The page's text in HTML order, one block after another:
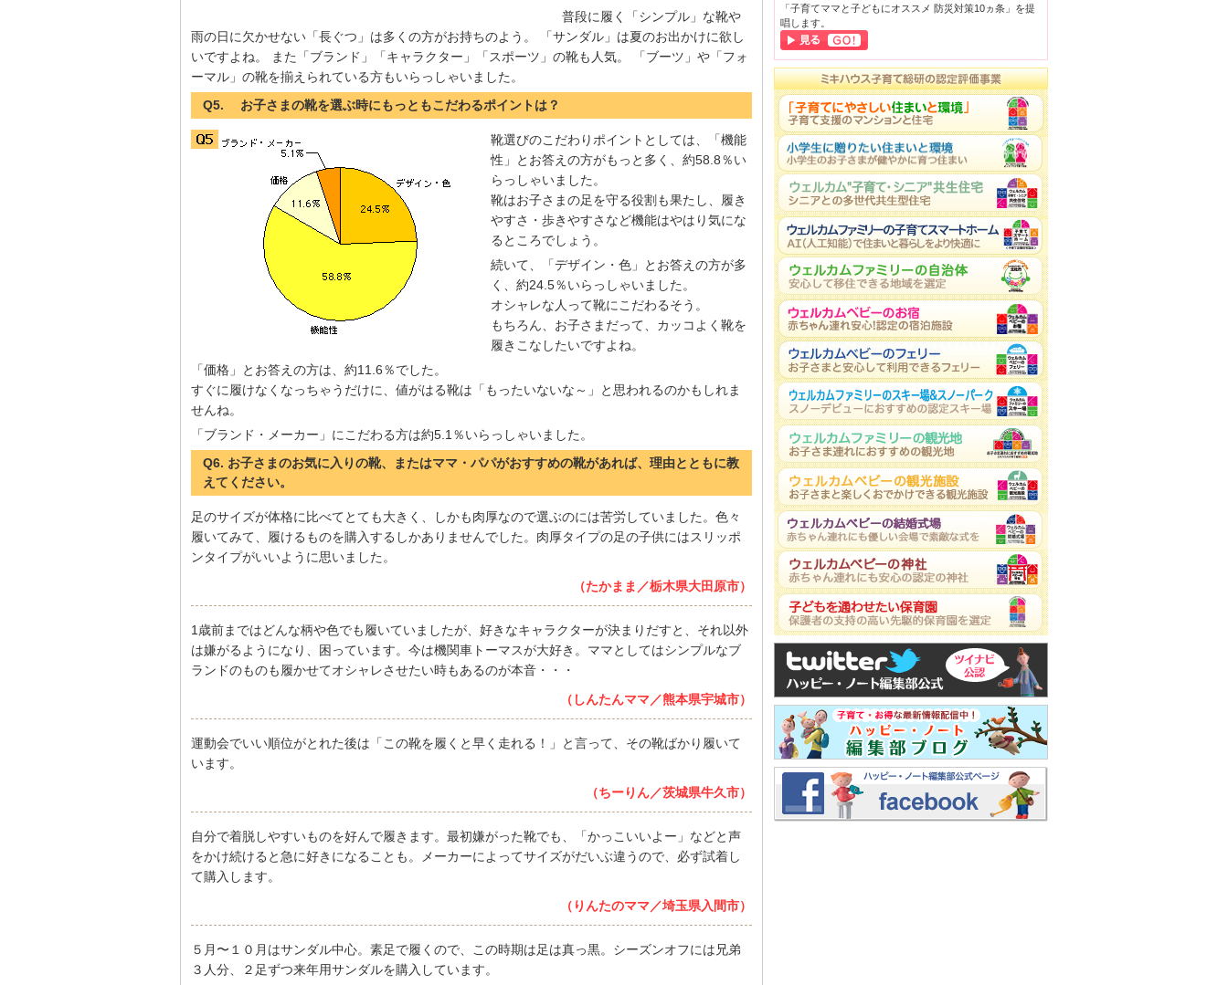
普段に履く「シンプル」な靴や
雨の日に欠かせない「長ぐつ」は多くの方がお持ちのよう。 「サンダル」は夏のお出かけに欲し
いですよね。 また「ブランド」「キャラクター」「スポーツ」の靴も人気。 「ブーツ」や「フォ
ーマル」の靴を揃えられている方もいらっしゃいました。
Q5. お子さまの靴を選ぶ時にもっともこだわるポイントは？
靴選びのこだわりポイントとしては、「機能
性」とお答えの方がもっと多く、約58.8％い
らっしゃいました。
靴はお子さまの足を守る役割も果たし、履き
やすさ・歩きやすさなど機能はやはり気にな
るところでしょう。
続いて、「デザイン・色」とお答えの方が多
く、約24.5％いらっしゃいました。
オシャレな人って靴にこだわるそう。
もちろん、お子さまだって、カッコよく靴を
履きこなしたいですよね。
「価格」とお答えの方は、約11.6％でした。
すぐに履けなくなっちゃうだけに、値がはる靴は「もったいないな～」と思われるのかもしれま
せんね。
「ブランド・メーカー」にこだわる方は約5.1％いらっしゃいました。
Q6. お子さまのお気に入りの靴、またはママ・パパがおすすめの靴があれば、理由とともに教
えてください。
足のサイズが体格に比べてとても大きく、しかも肉厚なので選ぶのには苦労していました。色々
履いてみて、履けるものを購入するしかありませんでした。肉厚タイプの足の子供にはスリッポ
ンタイプがいいように思いました。
（たかまま／栃木県大田原市）
1歳前まではどんな柄や色でも履いていましたが、好きなキャラクターが決まりだすと、それ以外
は嫌がるようになり、困っています。今は機関車トーマスが大好き。ママとしてはシンプルなブ
ランドのものも履かせてオシャレさせたい時もあるのが本音・・・
（しんたんママ／熊本県宇城市）
運動会でいい順位がとれた後は「この靴を履くと早く走れる！」と言って、その靴ばかり履いて
います。
（ちーりん／茨城県牛久市）
自分で着脱しやすいものを好んで履きます。最初嫌がった靴でも、「かっこいいよー」などと声
をかけ続けると急に好きになることも。メーカーによってサイズがだいぶ違うので、必ず試着し
て購入します。
（りんたのママ／埼玉県入間市）
５月〜１０月はサンダル中心。素足で履くので、この時期は足は真っ黒。シーズンオフには兄弟
３人分、２足ずつ来年用サンダルを購入しています。
「子育てママと子どもにオススメ 防災対策10ヵ条」を提
唱します。